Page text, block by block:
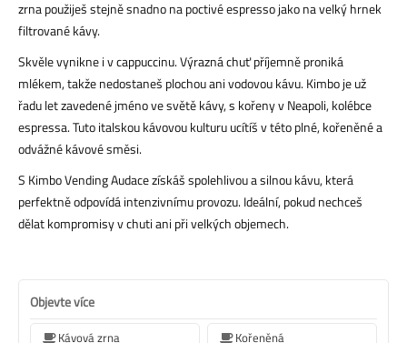
zrna použiješ stejně snadno na poctivé espresso jako na velký hrnek
filtrované kávy.
Skvěle vynikne i v cappuccinu. Výrazná chuť příjemně proniká
mlékem, takže nedostaneš plochou ani vodovou kávu. Kimbo je už
řadu let zavedené jméno ve světě kávy, s kořeny v Neapoli, kolébce
espressa. Tuto italskou kávovou kulturu ucítíš v této plné, kořeněné a
odvážné kávové směsi.
S Kimbo Vending Audace získáš spolehlivou a silnou kávu, která
perfektně odpovídá intenzivnímu provozu. Ideální, pokud nechceš
dělat kompromisy v chuti ani při velkých objemech.
Objevte více
Kávová zrna Kořeněná